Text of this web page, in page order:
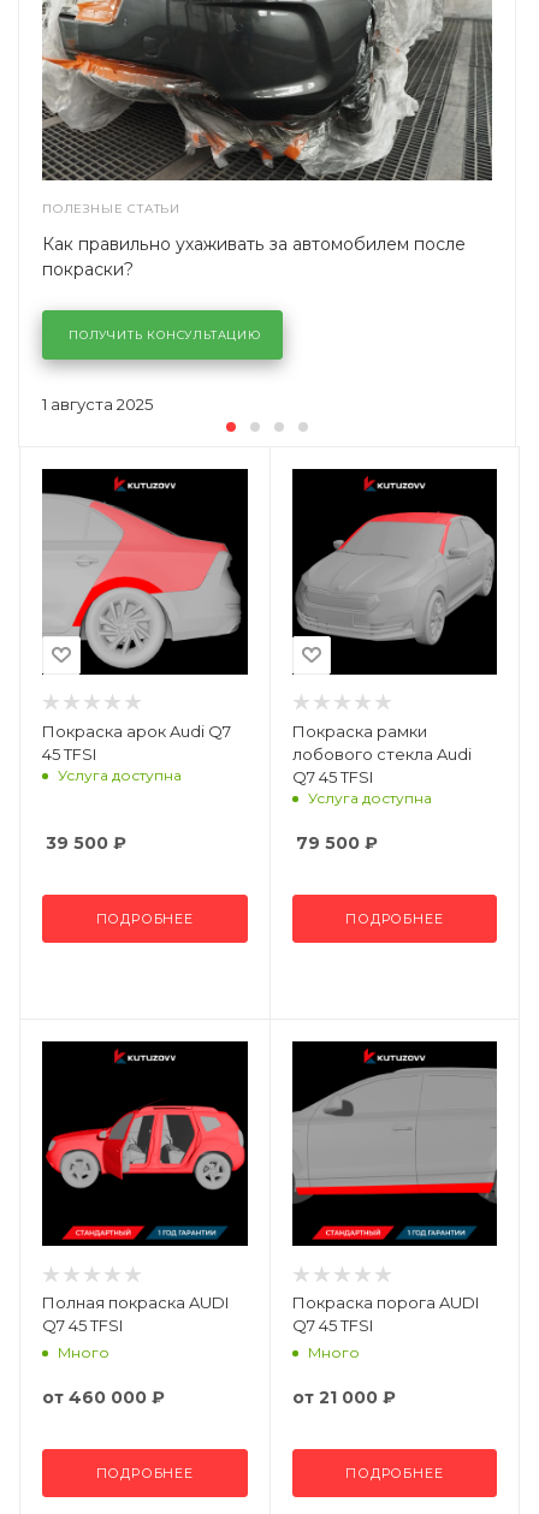
ПОЛЕЗНЫЕ СТАТЬИ
1 августа 2025
Как правильно ухаживать за автомобилем после
покраски?
ПОЛУЧИТЬ КОНСУЛЬТАЦИЮ
Покраска арок Audi Q7
45 TFSI
Услуга доступна
39 500 ₽
ПОДРОБНЕЕ
Покраска рамки
лобового стекла Audi
Q7 45 TFSI
Услуга доступна
79 500₽
ПОДРОБНЕЕ
Полная покраска AUDI
Q7 45 TFSI
Много
от 460 000 ₽
ПОДРОБНЕЕ
Покраска порога AUDI
Q7 45 TFSI
Много
от 21 000 ₽
ПОДРОБНЕЕ